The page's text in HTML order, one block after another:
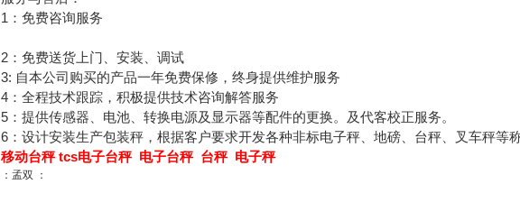
1：免费咨询服务
2：免费送货上门、安装、调试
3: 自本公司购买的产品一年免费保修，终身提供维护服务
4：全程技术跟踪，积极提供技术咨询解答服务
5：提供传感器、电池、转换电源及显示器等配件的更换。及代客校正服务。
6：设计安装生产包装秤，根据客户要求开发各种非标电子秤、地磅、台秤、叉车秤等称
移动台秤 tcs电子台秤 电子台秤 台秤 电子秤
：孟双 ：